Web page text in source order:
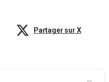
Partager sur X